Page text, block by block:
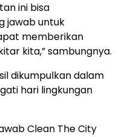
ini bisa
jawab untuk
memberikan
kita,” sambungnya.
dikumpulkan dalam
hari lingkungan
Clean The City